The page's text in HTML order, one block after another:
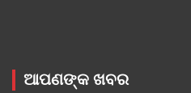
ଆପଣଙ୍କ ଖବର